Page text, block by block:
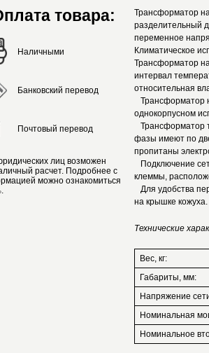
товара:
Наличными
Банковский перевод
Почтовый перевод
лиц возможен
расчет. Подробнее с
можно ознакомиться
.
Трансформатор
разделительный
переменное
Климатическое
Трансформатор
интервал
относительная
Трансформатор
однокорпусном
Трансформатор
фазы имеют по
пропитаны
Подключение
клеммы,
Для удобства
на крышке кожуха.
Технические
Вес, кг:
Габариты, мм:
Напряжение
Номинальная
Номинальное